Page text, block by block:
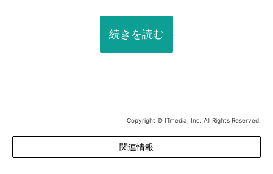
続きを読む
Copyright © ITmedia, Inc. All Rights Reserved.
関連情報